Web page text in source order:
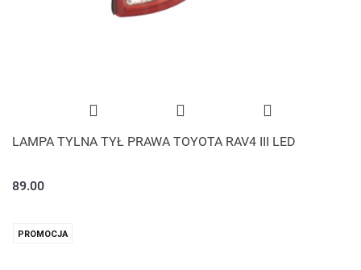
LAMPA TYLNA TYŁ PRAWA TOYOTA RAV4 III LED
89.00
PROMOCJA